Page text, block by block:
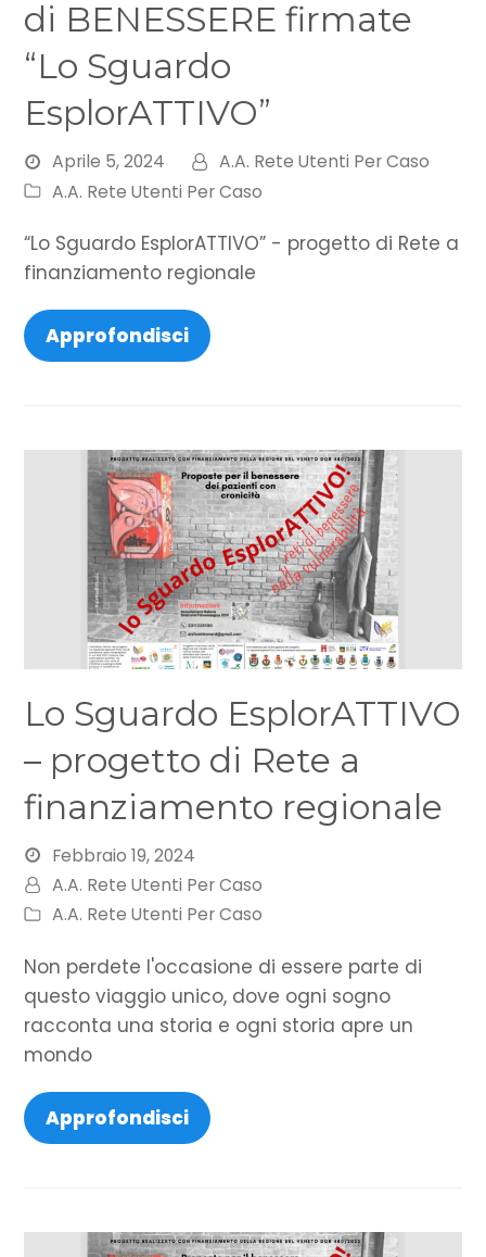
di BENESSERE firmate
“Lo Sguardo
EsplorATTIVO”
Aprile 5, 2024
A.A. Rete Utenti Per Caso
A.A. Rete Utenti Per Caso
“Lo Sguardo EsplorATTIVO” - progetto di Rete a
finanziamento regionale
Approfondisci
Lo Sguardo EsplorATTIVO
– progetto di Rete a
finanziamento regionale
Febbraio 19, 2024
A.A. Rete Utenti Per Caso
A.A. Rete Utenti Per Caso
Non perdete l'occasione di essere parte di
questo viaggio unico, dove ogni sogno
racconta una storia e ogni storia apre un
mondo
Approfondisci